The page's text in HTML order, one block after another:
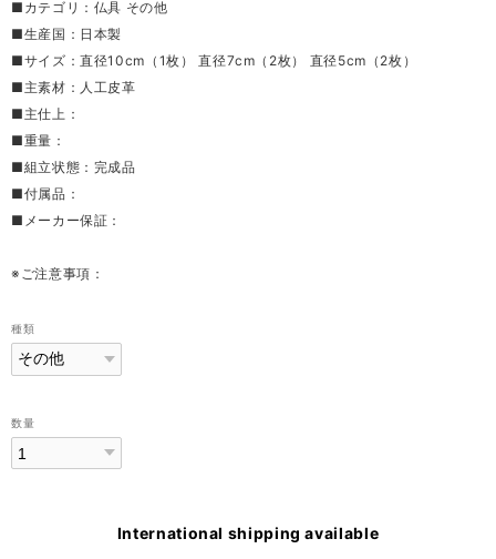
■カテゴリ：仏具 その他
■生産国：日本製
■サイズ：直径10cm（1枚） 直径7cm（2枚） 直径5cm（2枚）
■主素材：人工皮革
■主仕上：
■重量：
■組立状態：完成品
■付属品：
■メーカー保証：
※ご注意事項：
種類
数量
International shipping available